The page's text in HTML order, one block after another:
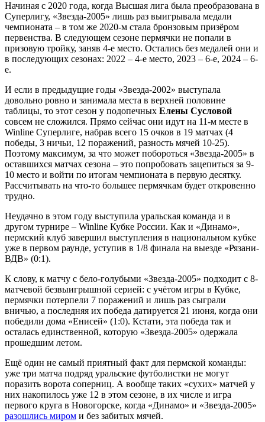
Начиная с 2020 года, когда Высшая лига была преобразована в
Суперлигу, «Звезда-2005» лишь раз выигрывала медали
чемпионата – в том же 2020-м стала бронзовым призёром
первенства. В следующем сезоне пермячки не попали в
призовую тройку, заняв 4-е место. Остались без медалей они и
в последующих сезонах: 2022 – 4-е место, 2023 – 6-е, 2024 – 6-
е.
И если в предыдущие годы «Звезда-2002» выступала
довольно ровно и занимала места в верхней половине
таблицы, то этот сезон у подопечных Елены Сусловой
совсем не сложился. Прямо сейчас они идут на 11-м месте в
Winline Суперлиге, набрав всего 15 очков в 19 матчах (4
победы, 3 ничьи, 12 поражений, разность мячей 10-25).
Поэтому максимум, за что может побороться «Звезда-2005» в
оставшихся матчах сезона – это попробовать зацепиться за 9-
10 место и войти по итогам чемпионата в первую десятку.
Рассчитывать на что-то большее пермячкам будет откровенно
трудно.
Неудачно в этом году выступила уральская команда и в
другом турнире – Winline Кубке России. Как и «Динамо»,
пермский клуб завершил выступления в национальном кубке
уже в первом раунде, уступив в 1/8 финала на выезде «Рязани-
ВДВ» (0:1).
К слову, к матчу с бело-голубыми «Звезда-2005» подходит с 8-
матчевой безвыигрышной серией: с учётом игры в Кубке,
пермячки потерпели 7 поражений и лишь раз сыграли
вничью, а последняя их победа датируется 21 июня, когда они
победили дома «Енисей» (1:0). Кстати, эта победа так и
осталась единственной, которую «Звезда-2005» одержала
прошедшим летом.
Ещё один не самый приятный факт для пермской команды:
уже три матча подряд уральские футболистки не могут
поразить ворота соперниц. А вообще таких «сухих» матчей у
них накопилось уже 12 в этом сезоне, в их числе и игра
первого круга в Новогорске, когда «Динамо» и «Звезда-2005»
разошлись миром и без забитых мячей.